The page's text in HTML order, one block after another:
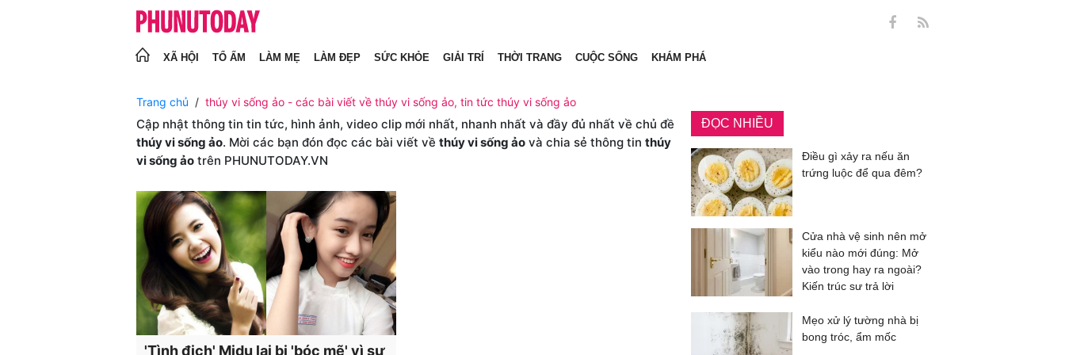
XÃ HỘI TỔ ẤM LÀM MẸ LÀM ĐẸP SỨC KHỎE GIẢI TRÍ THỜI TRANG CUỘC SỐNG KHÁM PHÁ
Trang chủ thúy vi sống ảo - các bài viết về thúy vi sống ảo, tin tức thúy vi sống ảo
Cập nhật thông tin tin tức, hình ảnh, video clip mới nhất, nhanh nhất và đầy đủ nhất về chủ đề
thúy vi sống ảo. Mời các bạn đón đọc các bài viết về thúy vi sống ảo và chia sẻ thông tin thúy
vi sống ảo trên PHUNUTODAY.VN
'Tình địch' Midu lại bị 'bóc mẽ' vì sự
ĐỌC NHIỀU
Điều gì xảy ra nếu ăn
trứng luộc để qua đêm?
Cửa nhà vệ sinh nên mở
kiểu nào mới đúng: Mở
vào trong hay ra ngoài?
Kiến trúc sư trả lời
Mẹo xử lý tường nhà bị
bong tróc, ẩm mốc